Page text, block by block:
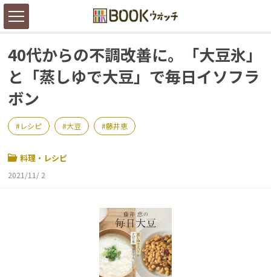
40代からの不調改善に。「大豆氷」
と「蒸しゆで大豆」で毎日イソフラ
ボン
レシピ 大豆 藤井恵
料理・レシピ
2021/11/ 2